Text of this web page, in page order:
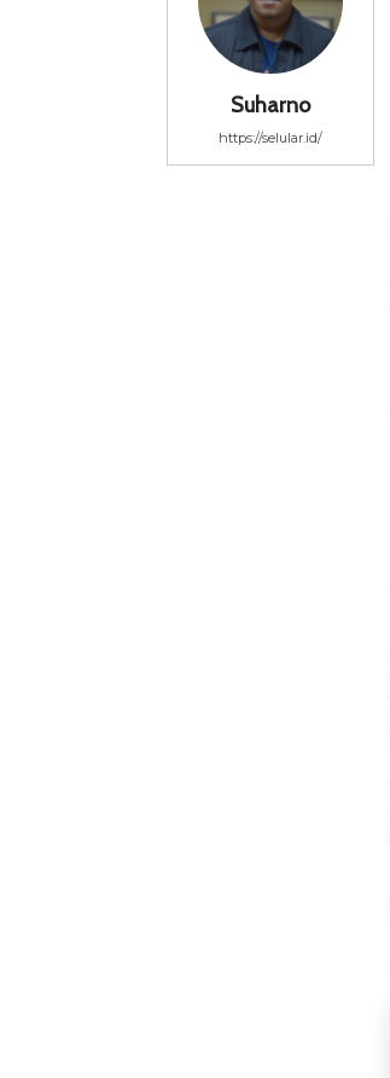
Suharno
https://selular.id/